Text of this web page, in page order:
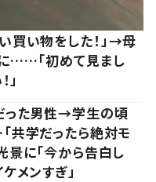
買い物をした！」→母
……「初めて見まし
」
った男性→学生の頃
共学だったら絶対モ
景に「今から告白し
メンすぎ」